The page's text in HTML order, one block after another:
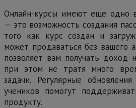
Онлайн-курсы имеют ещё одно
— это возможность создания
того как курс создан и
может продаваться без вашего
позволяет вам получать доход
при этом не тратя много
задачи. Регулярные
учеников помогут
продукту.